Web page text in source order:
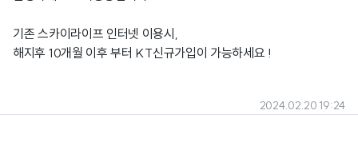
기존 스카이라이프 인터넷 이용시,
해지후 10개월 이후 부터 KT신규가입이 가능하세요 !
2024.02.20 19:24